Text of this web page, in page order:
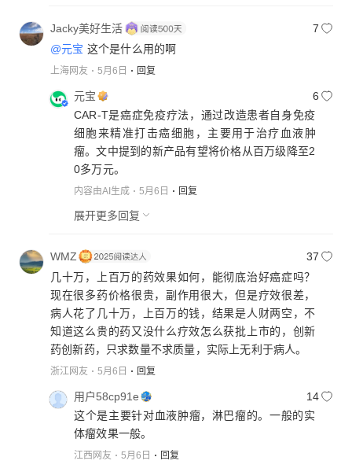
Jacky美好生活
7
@元宝 这个是什么用的啊
上海网友 5月6日 回复
元宝
6
CAR-T是癌症免疫疗法，通过改造患者自身免疫
细胞来精准打击癌细胞，主要用于治疗血液肿
瘤。文中提到的新产品有望将价格从百万级降至2
0多万元。
内容由AI生成 5月6日 回复
展开更多回复
WMZ
37
几十万，上百万的药效果如何，能彻底治好癌症吗？
现在很多药价格很贵，副作用很大，但是疗效很差，
病人花了几十万，上百万的钱，结果是人财两空，不
知道这么贵的药又没什么疗效怎么获批上市的，创新
药创新药，只求数量不求质量，实际上无利于病人。
浙江网友 5月6日 回复
用户58cp91e
14
这个是主要针对血液肿瘤，淋巴瘤的。一般的实
体瘤效果一般。
江西网友 5月6日 回复